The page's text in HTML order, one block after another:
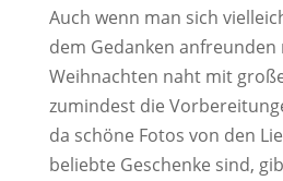
Auch wenn man sich
dem Gedanken
Weihnachten naht mit
zumindest die
da schöne Fotos von den
beliebte Geschenke sind,